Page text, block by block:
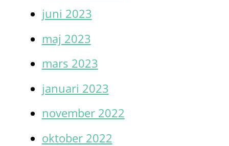
juni 2023
maj 2023
mars 2023
januari 2023
november 2022
oktober 2022